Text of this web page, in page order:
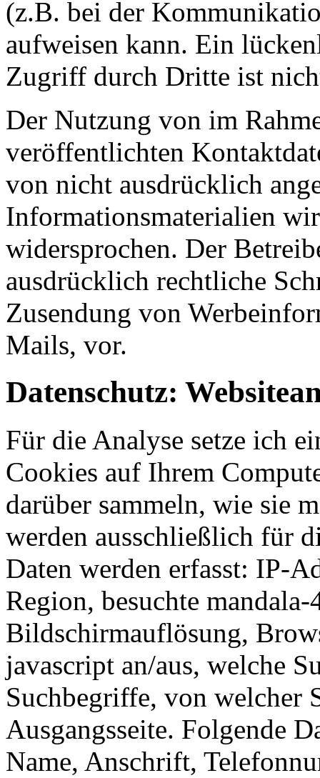
(z.B. bei der
aufweisen kann. Ein
Zugriff durch Dritte ist
Der Nutzung von im
veröffentlichten
von nicht ausdrücklich
Informationsmaterialien
widersprochen. Der
ausdrücklich rechtliche
Zusendung von
Mails, vor.
Datenschutz:
Für die Analyse setze ich
Cookies auf Ihrem
darüber sammeln, wie sie
werden ausschließlich für
Daten werden erfasst: IP-
Region, besuchte mandala-
Bildschirmauflösung,
javascript an/aus, welche
Suchbegriffe, von welcher
Ausgangsseite. Folgende
Name, Anschrift,